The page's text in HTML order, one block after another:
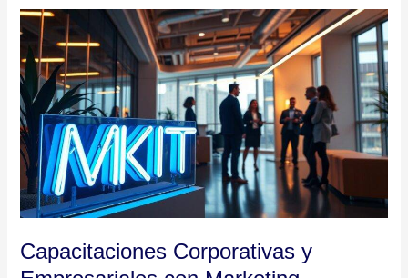
Capacitaciones Corporativas y
Capacitaciones
Corporativas
y
Empresariales
con
Marketing
Inteligente